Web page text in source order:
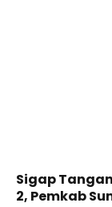
Sigap
2, Pemkab